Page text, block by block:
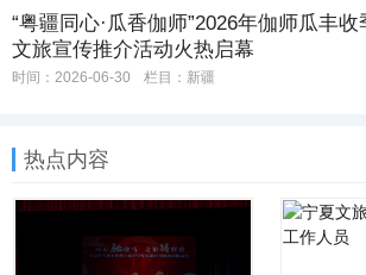
“粤疆同心·瓜香伽师”2026年伽师瓜丰收
文旅宣传推介活动火热启幕
时间：2026-06-30 栏目： 新疆
热点内容